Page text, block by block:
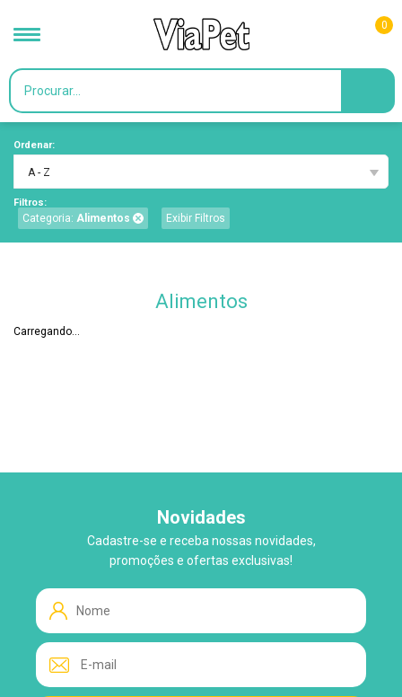
0
Ordenar:
A - Z
Filtros:
Categoria: Alimentos Exibir Filtros
Alimentos
Carregando...
Novidades
Cadastre-se e receba nossas novidades,
promoções e ofertas exclusivas!
WhatsApp
Tire suas Dúvidas!
Lo Loja